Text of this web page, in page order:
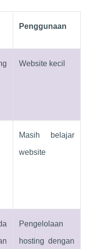
Penggunaan
Website kecil
Masih belajar
website
Pengelolaan
hosting dengan